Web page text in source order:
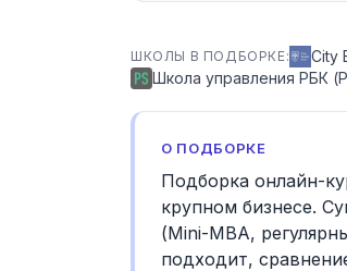
ШКОЛЫ В ПОДБОРКЕ: City
Школа управления РБК
О ПОДБОРКЕ
Подборка онлайн-
крупном бизнесе.
(Mini-MBA,
подходит,